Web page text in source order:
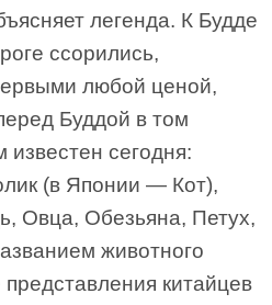
легенда. К Будде
ссорились,
любой ценой,
Буддой в том
известен сегодня:
(в Японии — Кот),
Овца, Обезьяна, Петух,
животного
китайцев